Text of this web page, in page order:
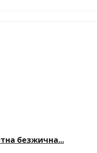
безжична...